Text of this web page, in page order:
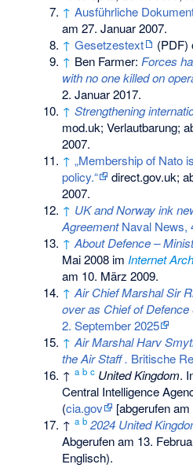
↑ Ausführliche
am 27. Januar 2007.
↑ Gesetzestext
(PDF)
↑ Ben Farmer: Forces
with no one killed on
2. Januar 2017.
↑ Strengthening
mod.uk; Verlautbarung;
2007.
↑ „Membership of Nato
policy.“
direct.gov.uk;
2007.
↑ UK and Norway ink
AgreementNaval News,
↑ About Defence –
Mai 2008 im Internet
am 10. März 2009.
↑ Air Chief Marshal Sir
over as Chief of Defence
2. September 2025
↑ Air Marshal Harv
the Air Staff . Britische
↑a b c United Kingdom.
Central Intelligence
(cia.gov
[abgerufen
↑a b 2024 United
Abgerufen am 13.
Englisch).